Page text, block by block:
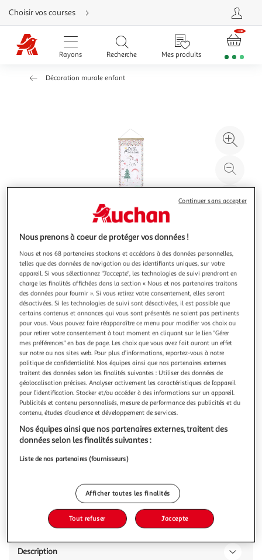
Aller
directement
au
contenu
Aller
directement
Aller
Choisir vos courses
Rayons Recherche Mes produits
Décoration murale enfant
à
Illustration
précédente
Illustration
suivante
HOME DECO KIDS
Toise à motifs little princesse 146cm blanc & rose
Informations Techniques : Dimensions : L. 32 x l. 1,3 x H. 146
cm Matière : Polyester Spécificités : Pratique & Utile Toise à
Suspendre Design à Motifs Facile d'entretien Couleur :
Blanc & Rose
En savoir +
Vendu par Paris Prix
Livr. ou retrait dès 3/4 jours
A partir de 7,99€
Plus d'options
dont 0,08€ d'éco part. mobilier.
Description
Nous prenons à coeur de protéger vos données !
Nous et nos 68 partenaires stockons et accédons à des données personnelles,
telles que des données de navigation ou des identifiants uniques, sur votre
appareil. Si vous sélectionnez "J'accepte", les technologies de suivi prendront en
charge les finalités affichées dans la section « Nous et nos partenaires traitons
des données pour fournir ». Si vous retirez votre consentement, elles seront
désactivées. Si les technologies de suivi sont désactivées, il est possible que
certains contenus et annonces qui vous sont présentés ne soient pas pertinents
pour vous. Vous pouvez faire réapparaître ce menu pour modifier vos choix ou
pour retirer votre consentement à tout moment en cliquant sur le lien "Gérer
mes préférences" en bas de page. Les choix que vous avez fait auront un effet
sur notre ou nos sites web. Pour plus d’informations, reportez-vous à notre
politique de confidentialité. Nos équipes ainsi que nos partenaires externes
traitent des données selon les finalités suivantes : Utiliser des données de
géolocalisation précises. Analyser activement les caractéristiques de l’appareil
pour l’identification. Stocker et/ou accéder à des informations sur un appareil.
Publicités et contenu personnalisés, mesure de performance des publicités et du
contenu, études d’audience et développement de services.
Nos équipes ainsi que nos partenaires externes, traitent des
données selon les finalités suivantes :
Liste de nos partenaires (fournisseurs)
Afficher toutes les finalités
Tout refuser J'accepte
Continuer sans accepter